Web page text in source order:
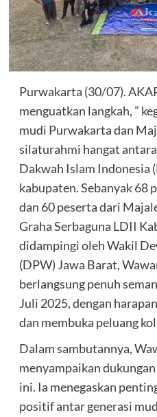
Purwakarta (30/07).
menguatkan langkah, ”
mudi Purwakarta dan
silaturahmi hangat
Dakwah Islam Indonesia
kabupaten. Sebanyak 68
dan 60 peserta dari
Graha Serbaguna LDII
didampingi oleh Wakil
(DPW) Jawa Barat,
berlangsung penuh
Juli 2025, dengan
dan membuka peluang
Dalam sambutannya,
menyampaikan
ini. Ia menegaskan
positif antar generasi